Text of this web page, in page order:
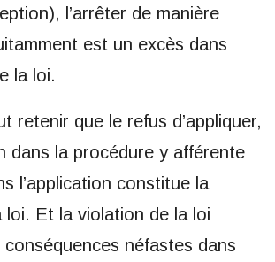
l’arrêter de manière
est un excès dans
la loi.
retenir que le refus d’appliquer,
dans la procédure y afférente
l’application constitue la
loi. Et la violation de la loi
conséquences néfastes dans